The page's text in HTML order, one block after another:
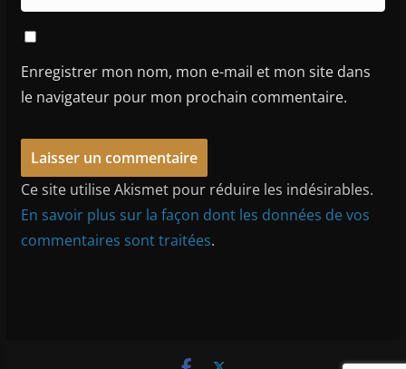
Enregistrer mon nom, mon e-mail et mon site dans
le navigateur pour mon prochain commentaire.
Ce site utilise Akismet pour réduire les indésirables.
En savoir plus sur la façon dont les données de vos
commentaires sont traitées.